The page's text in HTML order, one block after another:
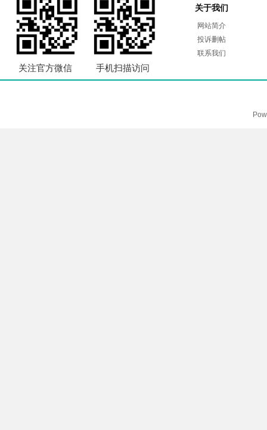
关注官方微信 手机扫描访问
关于我们
网站简介
投诉删帖
联系我们